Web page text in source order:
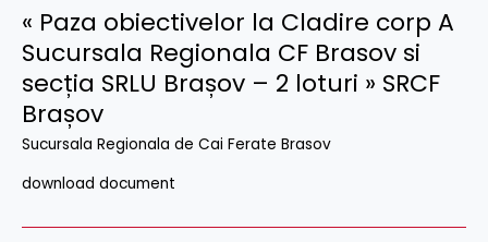
« Paza obiectivelor la Cladire corp A
Sucursala Regionala CF Brasov si
secția SRLU Brașov – 2 loturi » SRCF
Brașov
Sucursala Regionala de Cai Ferate Brasov
download document